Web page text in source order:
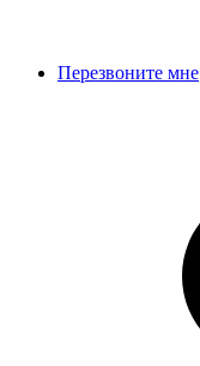
Перезвоните мне